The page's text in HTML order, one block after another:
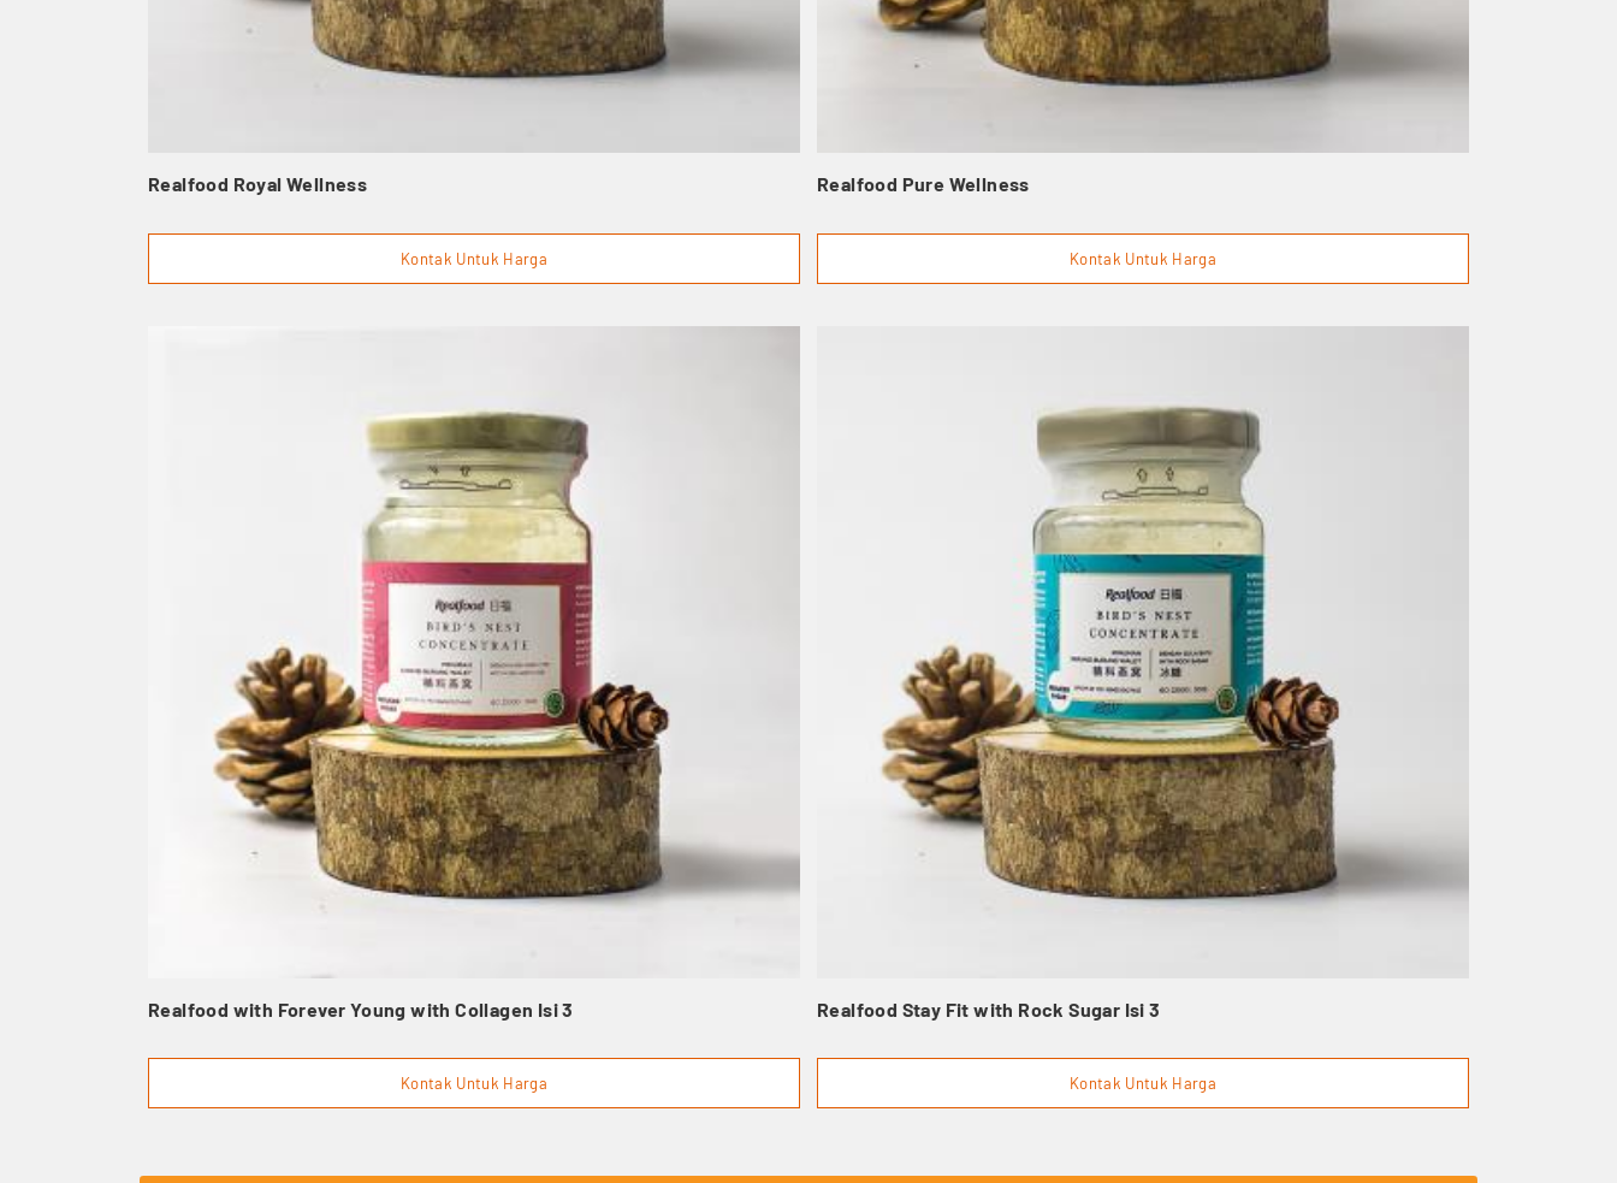
Realfood Royal Wellness
Kontak Untuk Harga
Realfood Pure Wellness
Kontak Untuk Harga
Realfood with Forever Young with Collagen Isi 3
Kontak Untuk Harga
Realfood Stay Fit with Rock Sugar Isi 3
Kontak Untuk Harga